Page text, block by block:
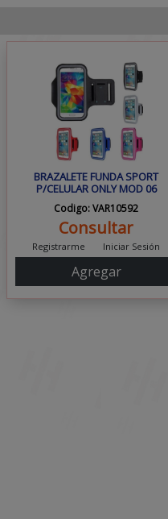
BRAZALETE FUNDA SPORT
P/CELULAR ONLY MOD 06
Codigo: VAR10592
Consultar
Registrarme Iniciar Sesión
Agregar